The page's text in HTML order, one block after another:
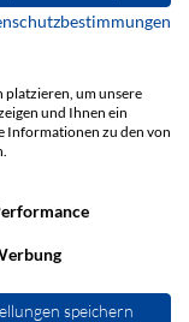
platzieren, um unsere
und Ihnen ein
Informationen zu den von
speichern